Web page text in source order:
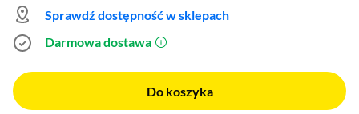
Sprawdź dostępność w sklepach
Darmowa dostawa (otworzy się w nowym oknie)
Do koszyka